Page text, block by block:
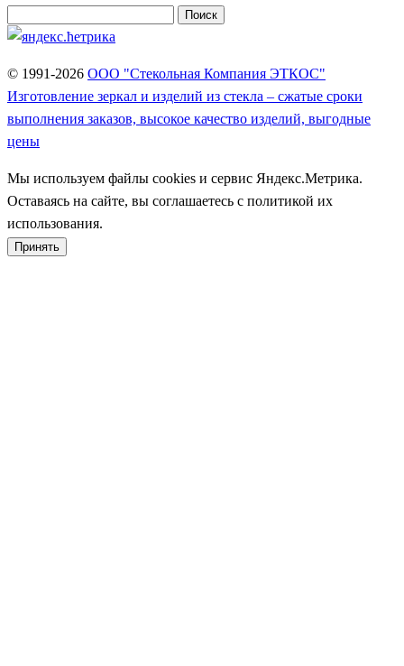
© 1991-2026 ООО "Стекольная Компания ЭТКОС"
Изготовление зеркал и изделий из стекла – сжатые сроки
выполнения заказов, высокое качество изделий, выгодные
цены
Мы используем файлы cookies и сервис Яндекс.Метрика.
Оставаясь на сайте, вы соглашаетесь с политикой их
использования.
Принять